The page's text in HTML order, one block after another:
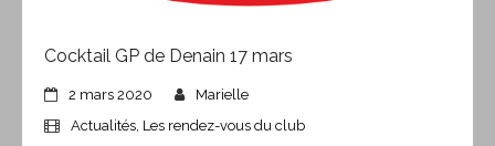
Cocktail GP de Denain 17 mars
2 mars 2020
Marielle
Actualités, Les rendez-vous du club